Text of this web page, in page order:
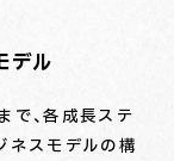
デル
で、各成長ステ
ネスモデルの構